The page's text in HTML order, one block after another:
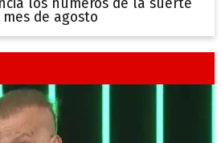
los números de la suerte
de agosto